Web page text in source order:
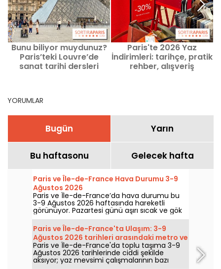
Bunu biliyor muydunuz?
Paris’teki Louvre’de
sanat tarihi dersleri
Paris'te 2026 Yaz
İndirimleri: tarihçe, pratik
rehber, alışveriş
YORUMLAR
Bugün Yarın
Bu haftasonu Gelecek hafta
Paris ve Île-de-France Hava Durumu 3-9
Ağustos 2026
Paris ve Île-de-France’da hava durumu bu
3-9 Ağustos 2026 haftasında hareketli
görünüyor. Pazartesi günü aşırı sıcak ve gök
gürültülü yağış riskiyle başlayan hafta,
sıcaklıkları kademeli olarak düşürecek; hafta
sonunda ise daha sıcak ve güneşli bir hava
geri gelecek.
Paris ve Île-de-France'ta Ulaşım: 3-9
Ağustos 2026 tarihleri arasındaki metro ve
RER kesintileri
Paris ve Île-de-France'da toplu taşıma 3-9
Ağustos 2026 tarihlerinde ciddi şekilde
aksıyor; yaz mevsimi çalışmalarının bazı